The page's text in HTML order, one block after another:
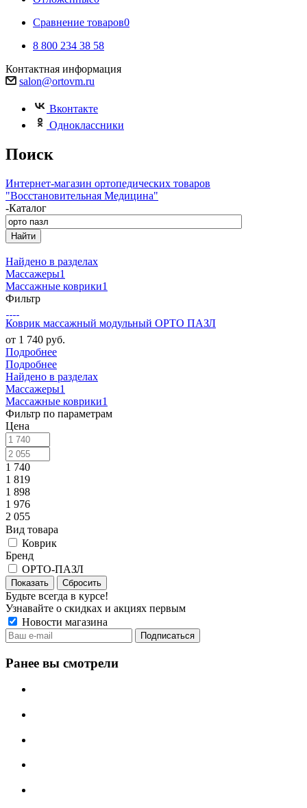
Сравнение товаров0
8 800 234 38 58
Контактная информация
salon@ortovm.ru
Вконтакте
Одноклассники
Поиск
Интернет-магазин ортопедических товаров
"Восстановительная Медицина"
-Каталог
Найдено в разделах
Массажеры1
Массажные коврики1
Фильтр
Коврик массажный модульный ОРТО ПАЗЛ
от 1 740 руб.
Подробнее
Подробнее
Найдено в разделах
Массажеры1
Массажные коврики1
Фильтр по параметрам
Цена
1 740
1 819
1 898
1 976
2 055
Вид товара
Коврик
Бренд
ОРТО-ПАЗЛ
Сбросить
Будьте всегда в курсе!
Узнавайте о скидках и акциях первым
Новости магазина
Ранее вы смотрели